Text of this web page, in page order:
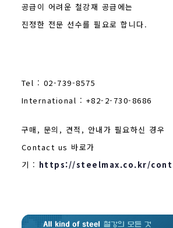
공급이 어려운 철강재 공급에는
진정한 전문 선수를 필요로 합니다.
Tel : 02-739-8575
International : +82-2-730-8686
구매, 문의, 견적, 안내가 필요하신 경우
Contact us 바로가
기 : https://steelmax.co.kr/